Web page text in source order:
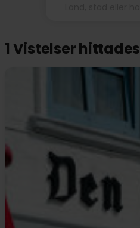
1 Vistelser hittades